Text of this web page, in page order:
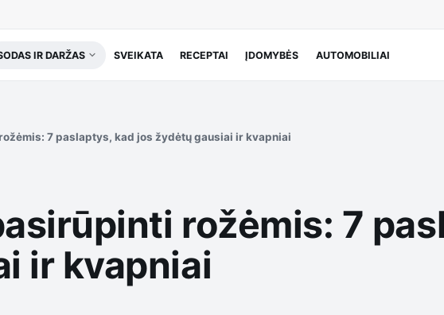
IR DARŽAS SVEIKATA RECEPTAI ĮDOMYBĖS AUTOMOBILIAI
7 paslaptys, kad jos žydėtų gausiai ir kvapniai
rožėmis: 7
ir kvapniai